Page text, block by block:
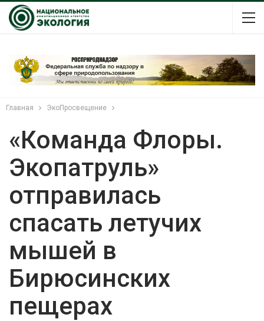
Главная ЭкоПросвещение
«Команда Флоры.
Экопатруль»
отправилась
спасать летучих
мышей в
Бирюсинских
пещерах